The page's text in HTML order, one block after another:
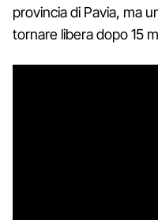
provincia di Pavia, ma
tornare libera dopo 15